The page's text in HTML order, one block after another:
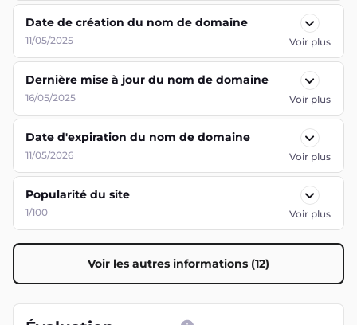
Date de création du nom de domaine
11/05/2025 Voir plus
Dernière mise à jour du nom de domaine
16/05/2025 Voir plus
Date d'expiration du nom de domaine
11/05/2026 Voir plus
Popularité du site
1/100 Voir plus
Voir les autres informations (12)